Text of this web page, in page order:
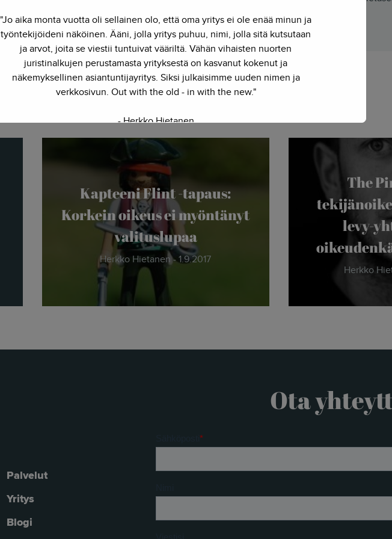
Lue myös
Kapteeni Flint -tapaus:
Korkein oikeus ei myöntänyt
valituslupaa
Herkko Hietanen - 1.9.2017
The
levy-
Herkko
Palvelut
Yritys
Blogi
Ota
"Jo aika monta vuotta oli sellainen olo, että oma yritys ei ole enää minun ja
työntekijöideni näköinen. Ääni, jolla yritys puhuu, nimi, jolla sitä kutsutaan
ja arvot, joita se viestii tuntuivat vääriltä. Vähän vihaisten nuorten
juristinalkujen perustamasta yrityksestä on kasvanut kokenut ja
näkemyksellinen asiantuntijayritys. Siksi julkaisimme uuden nimen ja
verkkosivun. Out with the old - in with the new."
- Herkko Hietanen